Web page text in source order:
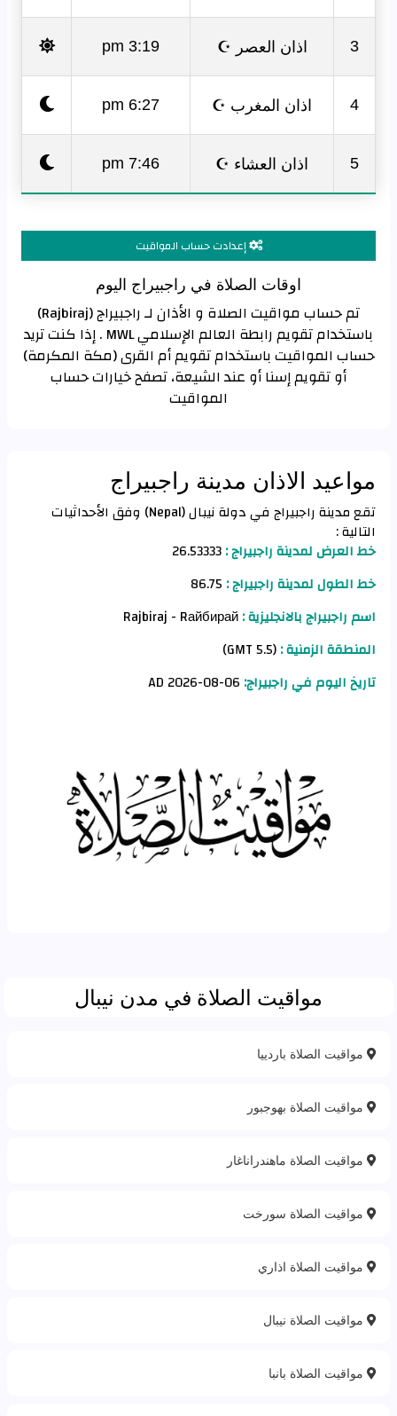
3 اذان العصر ☪ 3:19 pm
4 اذان المغرب ☪ 6:27 pm
5 اذان العشاء ☪ 7:46 pm
إعدادت حساب المواقيت
اوقات الصلاة في راجبيراج اليوم
تم حساب مواقيت الصلاة و الأذان لـ راجبيراج (Rajbiraj)
باستخدام تقويم رابطة العالم الإسلامي MWL . إذا كنت تريد
حساب المواقيت باستخدام تقويم أم القرى (مكة المكرمة)
أو تقويم إسنا أو عند الشيعة، تصفح خيارات حساب
المواقيت
مواعيد الاذان مدينة راجبيراج
تقع مدينة راجبيراج في دولة نيبال (Nepal) وفق الأحداثيات
التالية :
خط العرض لمدينة راجبيراج :26.53333
خط الطول لمدينة راجبيراج :
اسم راجبيراج بالانجليزية :
المنطقة الزمنية :(GMT 5.5)
تاريخ اليوم في راجبيراج:
مواقيت الصلاة في مدن نيبال
مواقيت الصلاة باردييا
مواقيت الصلاة بهوجبور
مواقيت الصلاة ماهندراناغار
مواقيت الصلاة سورخت
مواقيت الصلاة اذاري
مواقيت الصلاة نيبال
مواقيت الصلاة بانبا